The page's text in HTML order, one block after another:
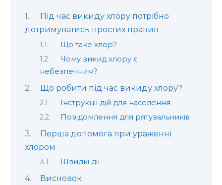
Під час викиду хлору потрібно
дотримуватись простих правил
Що таке хлор?
Чому викид хлору є
небезпечним?
Що робити під час викиду хлору?
Інструкції дій для населення
Повідомлення для рятувальників
Перша допомога при ураженні
хлором
Швидкі дії
Висновок